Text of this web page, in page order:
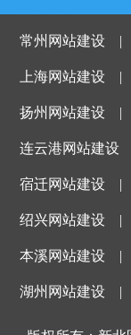
常州网站建设
上海网站建设
扬州网站建设
连云港网站建设
宿迁网站建设
绍兴网站建设
本溪网站建设
湖州网站建设 |